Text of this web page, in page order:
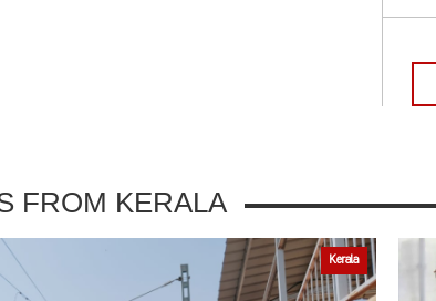
FROM KERALA
Kerala